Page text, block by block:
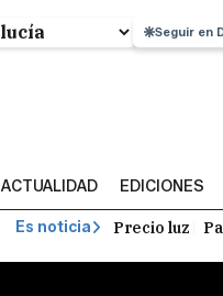
Seguir en
ACTUALIDAD EDICIONES
Es noticia Precio luz